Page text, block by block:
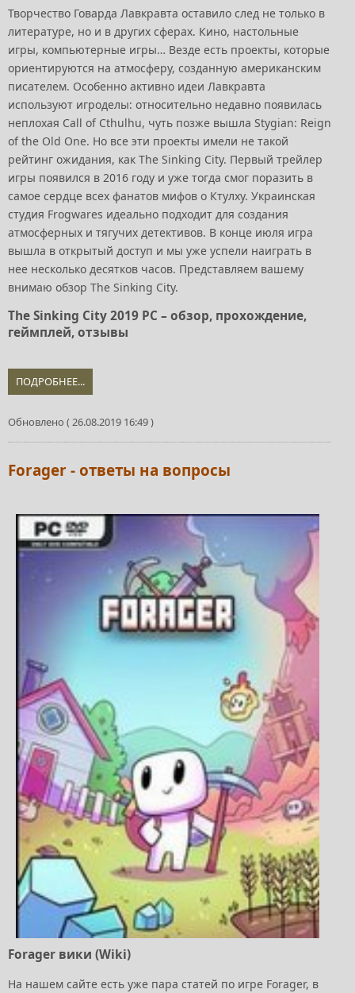
Творчество Говарда Лавкравта оставило след не только в
литературе, но и в других сферах. Кино, настольные
игры, компьютерные игры… Везде есть проекты, которые
ориентируются на атмосферу, созданную американским
писателем. Особенно активно идеи Лавкравта
используют игроделы: относительно недавно появилась
неплохая Call of Cthulhu, чуть позже вышла Stygian: Reign
of the Old One. Но все эти проекты имели не такой
рейтинг ожидания, как The Sinking City. Первый трейлер
игры появился в 2016 году и уже тогда смог поразить в
самое сердце всех фанатов мифов о Ктулху. Украинская
студия Frogwares идеально подходит для создания
атмосферных и тягучих детективов. В конце июля игра
вышла в открытый доступ и мы уже успели наиграть в
нее несколько десятков часов. Представляем вашему
внимаю обзор The Sinking City.
The Sinking City 2019 PC – обзор, прохождение,
геймплей, отзывы
ПОДРОБНЕЕ...
Обновлено ( 26.08.2019 16:49 )
Forager - ответы на вопросы
Forager вики (Wiki)
На нашем сайте есть уже пара статей по игре Forager, в